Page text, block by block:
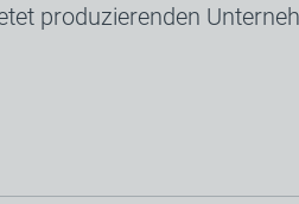
produzierenden